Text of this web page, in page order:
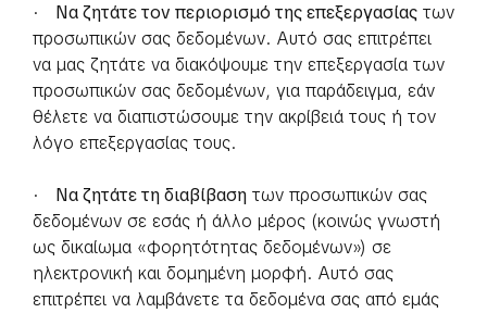
· Να ζητάτε τον περιορισμό της επεξεργασίας των
προσωπικών σας δεδομένων. Αυτό σας επιτρέπει
να μας ζητάτε να διακόψουμε την επεξεργασία των
προσωπικών σας δεδομένων, για παράδειγμα, εάν
θέλετε να διαπιστώσουμε την ακρίβειά τους ή τον
λόγο επεξεργασίας τους.
· Να ζητάτε τη διαβίβαση των προσωπικών σας
δεδομένων σε εσάς ή άλλο μέρος (κοινώς γνωστή
ως δικαίωμα «φορητότητας δεδομένων») σε
ηλεκτρονική και δομημένη μορφή. Αυτό σας
επιτρέπει να λαμβάνετε τα δεδομένα σας από εμάς